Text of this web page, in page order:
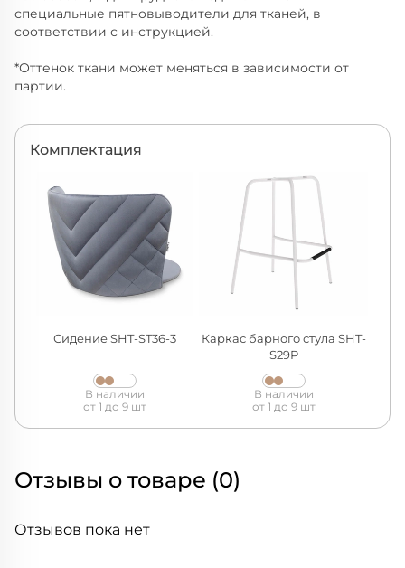
специальные пятновыводители для тканей, в
соответствии с инструкцией.
*Оттенок ткани может меняться в зависимости от
партии.
Комплектация
Сидение SHT-ST36-3
В наличии
от 1 до 9 шт
Каркас барного стула SHT-
S29P
В наличии
от 1 до 9 шт
Отзывы о товаре (0)
Отзывов пока нет